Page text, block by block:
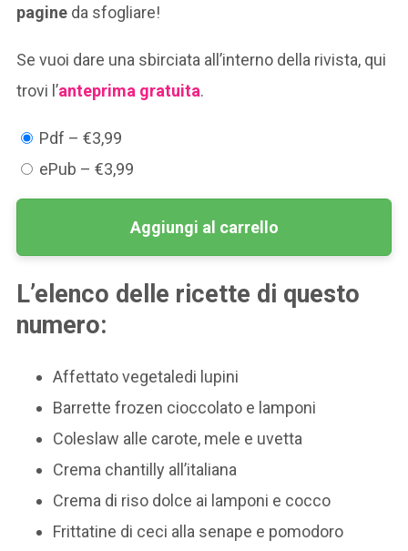
pagine da sfogliare!
Se vuoi dare una sbirciata all’interno della rivista, qui
trovi l’anteprima gratuita.
Pdf – €3,99
ePub – €3,99
Aggiungi al carrello
L’elenco delle ricette di questo
numero:
Affettato vegetaledi lupini
Barrette frozen cioccolato e lamponi
Coleslaw alle carote, mele e uvetta
Crema chantilly all’italiana
Crema di riso dolce ai lamponi e cocco
Frittatine di ceci alla senape e pomodoro